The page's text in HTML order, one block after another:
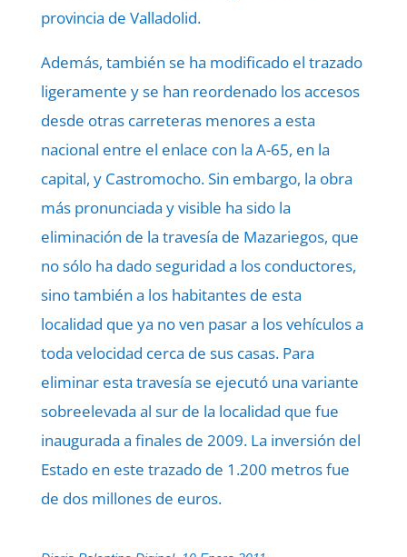
provincia de Valladolid.
Además, también se ha modificado el trazado
ligeramente y se han reordenado los accesos
desde otras carreteras menores a esta
nacional entre el enlace con la A-65, en la
capital, y Castromocho. Sin embargo, la obra
más pronunciada y visible ha sido la
eliminación de la travesía de Mazariegos, que
no sólo ha dado seguridad a los conductores,
sino también a los habitantes de esta
localidad que ya no ven pasar a los vehículos a
toda velocidad cerca de sus casas. Para
eliminar esta travesía se ejecutó una variante
sobreelevada al sur de la localidad que fue
inaugurada a finales de 2009. La inversión del
Estado en este trazado de 1.200 metros fue
de dos millones de euros.